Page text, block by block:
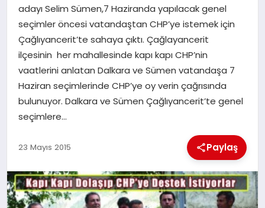
GENEL
SPOR
İLÇE HABERLERI
DÜNYA
YAZARLAR
KÜNYE
adayı Selim Sümen,7 Haziranda yapılacak genel
seçimler öncesi vatandaştan CHP’ye istemek için
Çağlıyancerit’te sahaya çıktı. Çağlayancerit
ilçesinin her mahallesinde kapı kapı CHP’nin
vaatlerini anlatan Dalkara ve Sümen vatandaşa 7
Haziran seçimlerinde CHP’ye oy verin çağrısında
bulunuyor. Dalkara ve Sümen Çağlıyancerit’te genel
seçimlere…
23 Mayıs 2015 Paylaş